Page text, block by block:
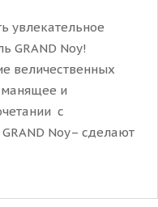
увлекательное
GRAND Noy!
величественных
манящее и
с
Noy– сделают